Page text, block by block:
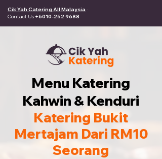
Cik Yah Catering All Malaysia ·
Contact Us +6010-252 9688
Menu Katering
Kahwin & Kenduri
Katering Bukit
Mertajam Dari RM10
Seorang